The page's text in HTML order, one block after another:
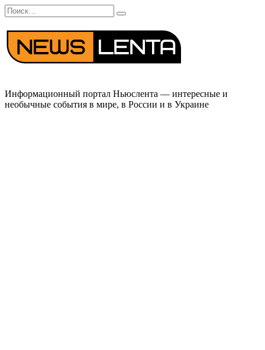
Перейти
к
содержанию
Search
for:
Информационный портал Ньюслента — интересные и
необычные события в мире, в России и в Украине